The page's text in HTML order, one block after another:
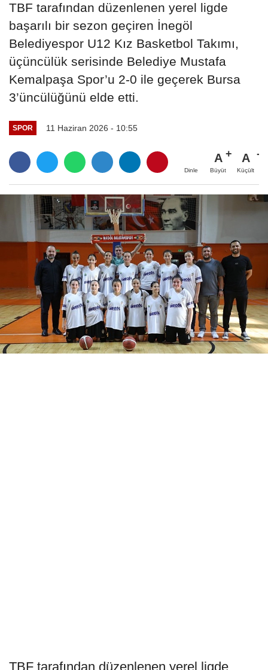
TBF tarafından düzenlenen yerel ligde
başarılı bir sezon geçiren İnegöl
Belediyespor U12 Kız Basketbol Takımı,
üçüncülük serisinde Belediye Mustafa
Kemalpaşa Spor’u 2-0 ile geçerek Bursa
3’üncülüğünü elde etti.
SPOR 11 Haziran 2026 - 10:55
Dinle
A
Büyüt
A
Küçült
TBF tarafından düzenlenen yerel ligde